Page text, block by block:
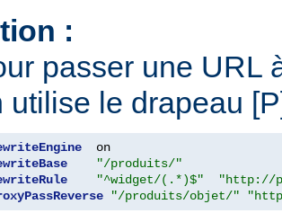
:
passer une URL
utilise le drapeau
"/produits/"
"^widget/(.*)$"
"http://
"/produits/objet/"